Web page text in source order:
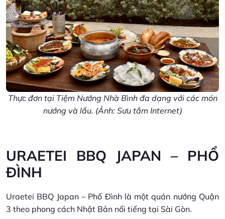
Thực đơn tại Tiệm Nướng Nhà Bình đa dạng với các món
nướng và lẩu. (Ảnh: Sưu tầm Internet)
URAETEI BBQ JAPAN – PHỔ
ĐÌNH
Uraetei BBQ Japan – Phổ Đình là một quán nướng Quận
3 theo phong cách Nhật Bản nổi tiếng tại Sài Gòn.